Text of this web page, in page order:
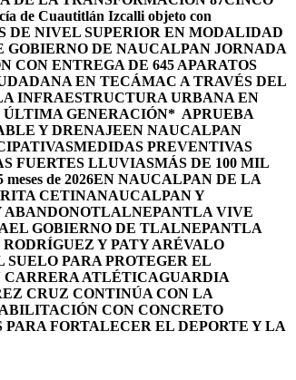
de Cuautitlán Izcalli objeto con
DE NIVEL SUPERIOR EN MODALIDAD
GOBIERNO DE NAUCALPAN JORNADA
CON ENTREGA DE 645 APARATOS
EN TECÁMAC A TRAVÉS DEL
INFRAESTRUCTURA URBANA EN
GENERACIÓN* APRUEBA
Y DRENAJEEN NAUCALPAN
MEDIDAS PREVENTIVAS
FUERTES LLUVIASMÁS DE 100 MIL
de 2026EN NAUCALPAN DE LA
CETINANAUCALPAN Y
TLALNEPANTLA VIVE
EL GOBIERNO DE TLALNEPANTLA
RODRÍGUEZ Y PATY ARÉVALO
PARA PROTEGER EL
CARRERA ATLÉTICAGUARDIA
CRUZ CONTINÚA CON LA
CON CONCRETO
FORTALECER EL DEPORTE Y LA